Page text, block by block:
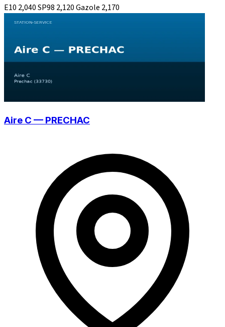
E10 2,040SP98 2,120Gazole 2,170
Aire C — PRECHAC